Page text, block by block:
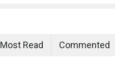
Most Read Commented